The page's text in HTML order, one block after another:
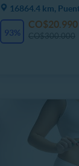
16864.4 km,
93%
CO$20.990